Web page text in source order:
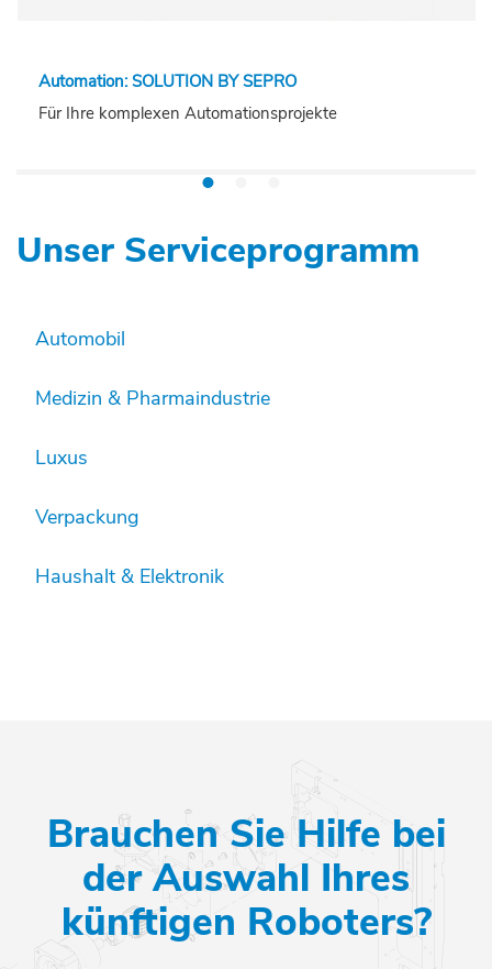
Automation: SOLUTION BY SEPRO
Für Ihre komplexen Automationsprojekte
Unser Serviceprogramm
Automobil
Medizin & Pharmaindustrie
Luxus
Verpackung
Haushalt & Elektronik
Brauchen Sie Hilfe bei
der Auswahl Ihres
künftigen Roboters?